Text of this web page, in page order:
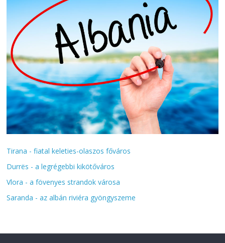
Tirana - fiatal keleties-olaszos főváros
Durrës - a legrégebbi kikötőváros
Vlora - a fövenyes strandok városa
Saranda - az albán riviéra gyöngyszeme